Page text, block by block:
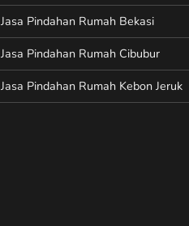
Jasa Pindahan Rumah Bekasi
Jasa Pindahan Rumah Cibubur
Jasa Pindahan Rumah Kebon Jeruk